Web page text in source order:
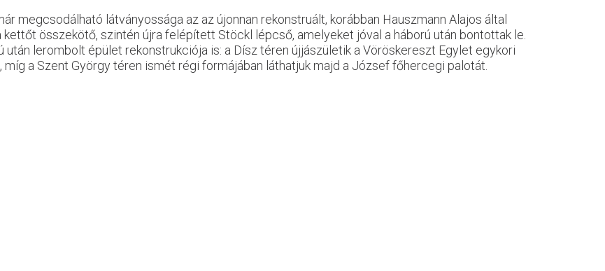
megcsodálható látványossága az az újonnan rekonstruált, korábban Hauszmann Alajos által
összekötő, szintén újra felépített Stöckl lépcső, amelyeket jóval a háború után bontottak le.
lerombolt épület rekonstrukciója is: a Dísz téren újjászületik a Vöröskereszt Egylet egykori
a Szent György téren ismét régi formájában láthatjuk majd a József főhercegi palotát.